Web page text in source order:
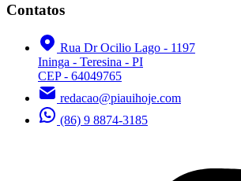
Contatos
Rua Dr Ocilio Lago - 1197
Ininga - Teresina - PI
CEP - 64049765
redacao@piauihoje.com
(86) 9 8874-3185